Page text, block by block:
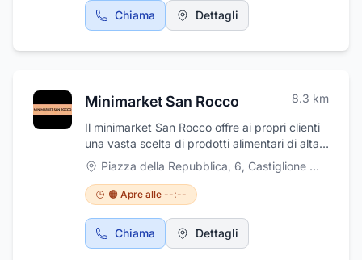
Chiama Dettagli
Minimarket San Rocco 8.3 km
Il minimarket San Rocco offre ai propri clienti
una vasta scelta di prodotti alimentari di alta
qualità. L'azienda è specializzata nella
vendita di ortofrutta, carni e formaggi, salumi
selezionati con cura dai migliori produttori,
pane fresco, frutta e verdura. Offre anche un
servizio di consegna a domicilio per i clienti
che ne fanno richiesta!
Piazza della Repubblica, 6, Castiglione Messer Marino
🟠 Apre alle --:--
Chiama Dettagli